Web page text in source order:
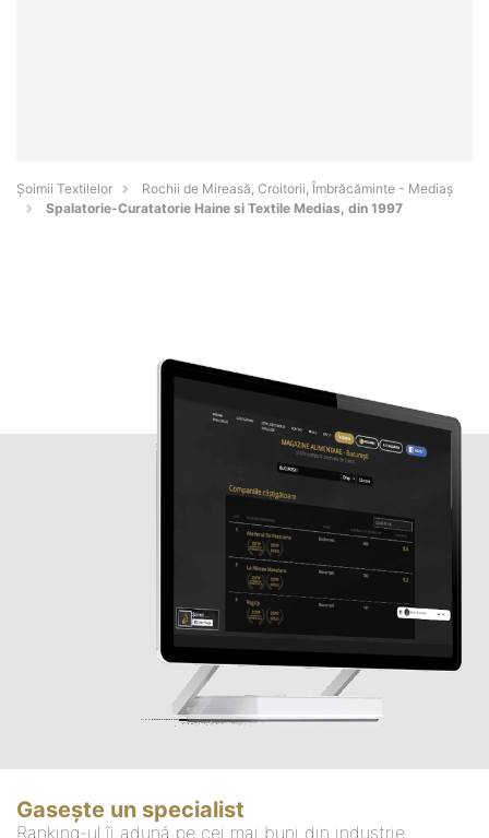
Șoimii Textilelor
Rochii de Mireasă, Croitorii, Îmbrăcăminte - Mediaş
Spalatorie-Curatatorie Haine si Textile Medias, din 1997
Gasește un specialist
Ranking-ul îi adună pe cei mai buni din industrie